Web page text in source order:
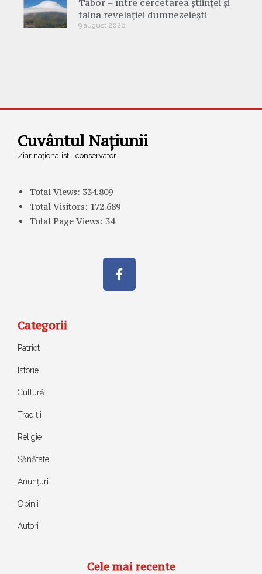
taina revelației dumnezeiești
9 august 2026
Cuvântul Națiunii
Ziar naționalist - conservator
Total Views: 334.809
Total Visitors: 172.689
Total Page Views: 34
Categorii
Patriot
Istorie
Cultură
Tradiții
Religie
Sănătate
Anunțuri
Opinii
Autori
Cele mai recente